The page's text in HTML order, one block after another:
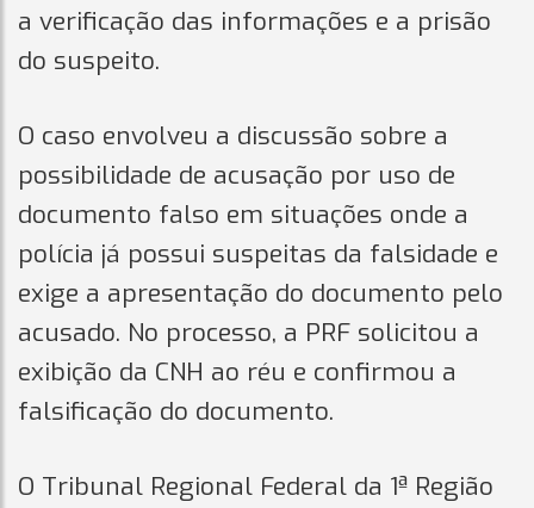
a verificação das informações e a prisão
do suspeito.
O caso envolveu a discussão sobre a
possibilidade de acusação por uso de
documento falso em situações onde a
polícia já possui suspeitas da falsidade e
exige a apresentação do documento pelo
acusado. No processo, a PRF solicitou a
exibição da CNH ao réu e confirmou a
falsificação do documento.
O Tribunal Regional Federal da 1ª Região